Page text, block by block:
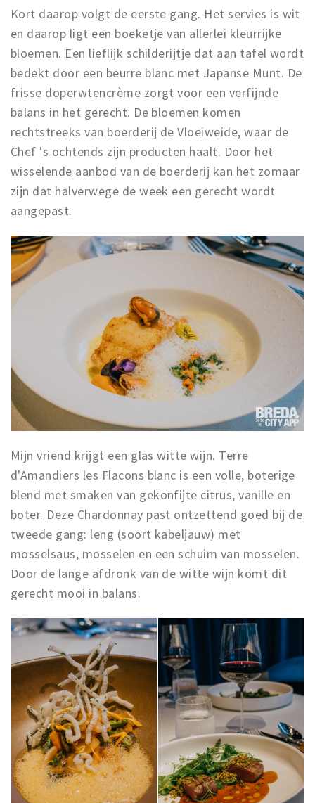
Kort daarop volgt de eerste gang. Het servies is wit
en daarop ligt een boeketje van allerlei kleurrijke
bloemen. Een lieflijk schilderijtje dat aan tafel wordt
bedekt door een beurre blanc met Japanse Munt. De
frisse doperwtencrème zorgt voor een verfijnde
balans in het gerecht. De bloemen komen
rechtstreeks van boerderij de Vloeiweide, waar de
Chef 's ochtends zijn producten haalt. Door het
wisselende aanbod van de boerderij kan het zomaar
zijn dat halverwege de week een gerecht wordt
aangepast.
Mijn vriend krijgt een glas witte wijn. Terre
d'Amandiers les Flacons blanc is een volle, boterige
blend met smaken van gekonfijte citrus, vanille en
boter. Deze Chardonnay past ontzettend goed bij de
tweede gang: leng (soort kabeljauw) met
mosselsaus, mosselen en een schuim van mosselen.
Door de lange afdronk van de witte wijn komt dit
gerecht mooi in balans.